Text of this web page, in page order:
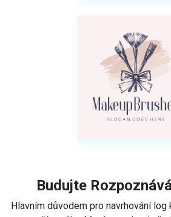
Budujte
Hlavním důvodem pro navrhování